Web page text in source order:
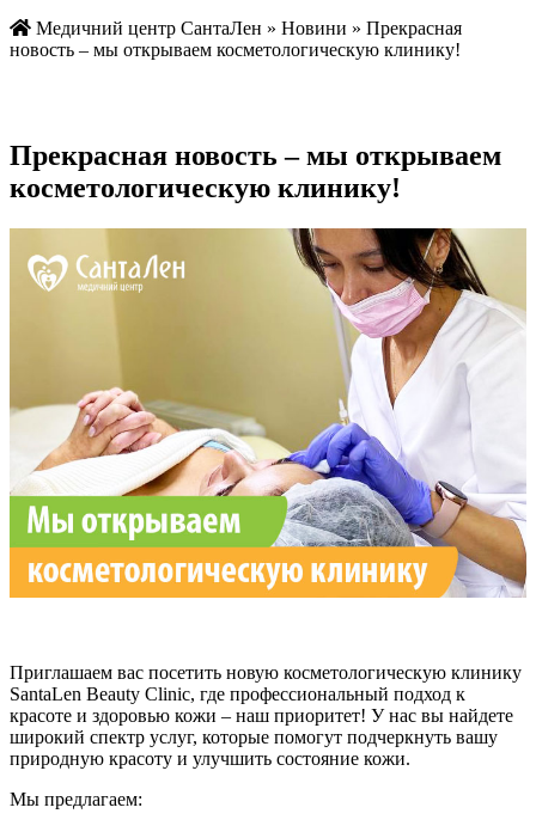
Медичний центр СантаЛен » Новини » Прекрасная
новость – мы открываем косметологическую клинику!
Прекрасная новость – мы открываем
косметологическую клинику!
Приглашаем вас посетить новую косметологическую клинику
SantaLen Beauty Clinic, где профессиональный подход к
красоте и здоровью кожи – наш приоритет! У нас вы найдете
широкий спектр услуг, которые помогут подчеркнуть вашу
природную красоту и улучшить состояние кожи.
Мы предлагаем: